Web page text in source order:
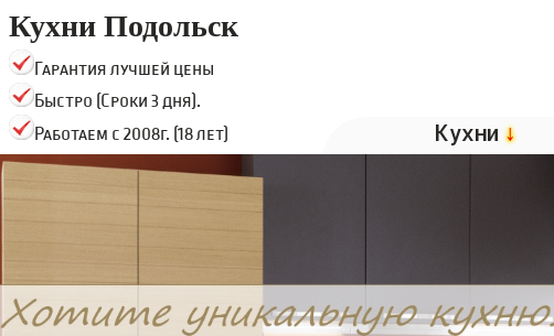
Кухни Подольск
Гарантия лучшей цены
Быстро (Сроки 3 дня).
Работаем с 2008г. (18 лет)
Кухни↓